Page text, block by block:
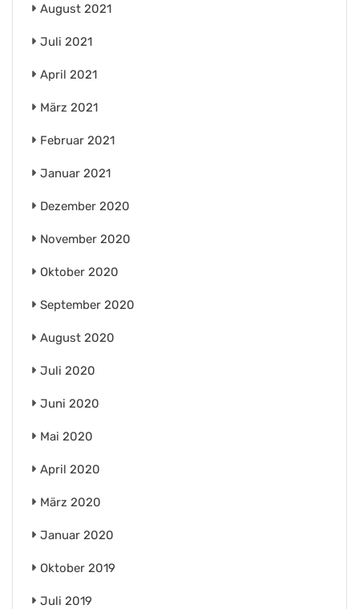
August 2021
Juli 2021
April 2021
März 2021
Februar 2021
Januar 2021
Dezember 2020
November 2020
Oktober 2020
September 2020
August 2020
Juli 2020
Juni 2020
Mai 2020
April 2020
März 2020
Januar 2020
Oktober 2019
Juli 2019